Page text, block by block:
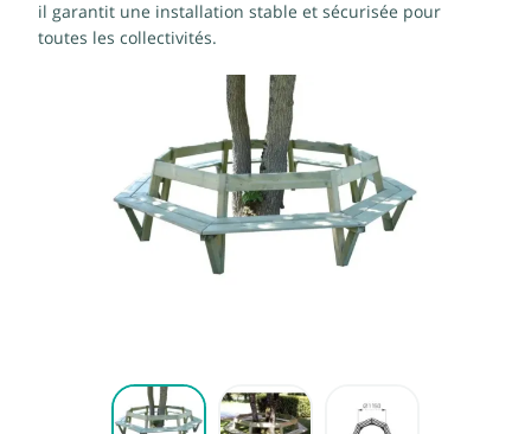
il garantit une installation stable et sécurisée pour
toutes les collectivités.